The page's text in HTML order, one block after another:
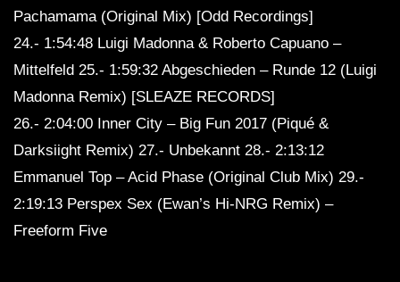
Pachamama (Original Mix) [Odd Recordings]
24.- 1:54:48 Luigi Madonna & Roberto Capuano –
Mittelfeld 25.- 1:59:32 Abgeschieden – Runde 12 (Luigi
Madonna Remix) [SLEAZE RECORDS]
26.- 2:04:00 Inner City – Big Fun 2017 (Piqué &
Darksiight Remix) 27.- Unbekannt 28.- 2:13:12
Emmanuel Top – Acid Phase (Original Club Mix) 29.-
2:19:13 Perspex Sex (Ewan’s Hi-NRG Remix) –
Freeform Five